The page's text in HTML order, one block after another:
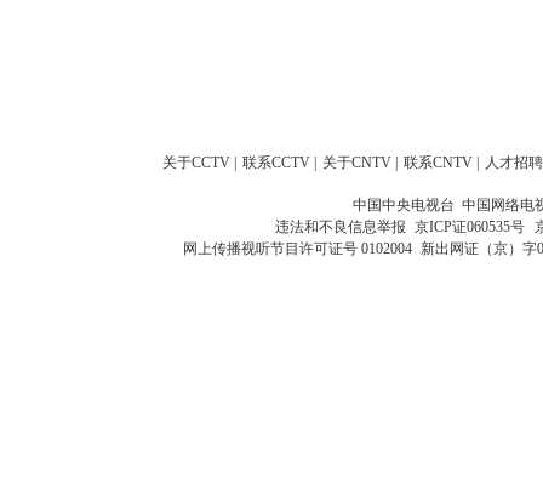
关于CCTV 联系CCTV 关于CNTV 联系CNTV 人才招聘
中国中央电视台 中国网络电
违法和不良信息举报 京ICP证060535号
网上传播视听节目许可证号 0102004 新出网证（京）